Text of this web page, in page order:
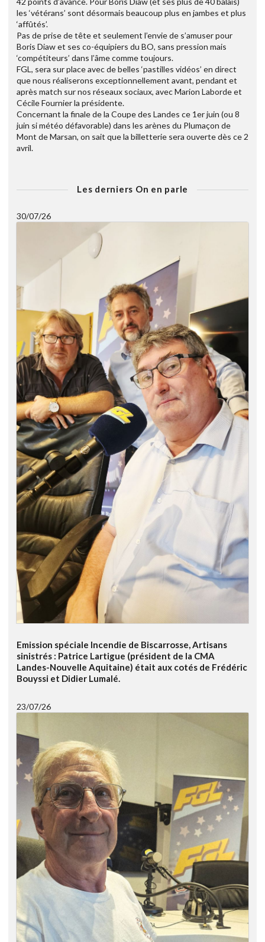
les ‘vétérans’ sont désormais beaucoup plus en jambes et plus
‘affûtés’.
Pas de prise de tête et seulement l’envie de s’amuser pour
Boris Diaw et ses co-équipiers du BO, sans pression mais
‘compétiteurs’ dans l’âme comme toujours.
FGL, sera sur place avec de belles ‘pastilles vidéos’ en direct
que nous réaliserons exceptionnellement avant, pendant et
après match sur nos réseaux sociaux, avec Marion Laborde et
Cécile Fournier la présidente.
Concernant la finale de la Coupe des Landes ce 1er juin (ou 8
juin si météo défavorable) dans les arènes du Plumaçon de
Mont de Marsan, on sait que la billetterie sera ouverte dès ce 2
avril.
Les derniers On en parle
30/07/26
Emission spéciale Incendie de Biscarrosse, Artisans
sinistrés : Patrice Lartigue (président de la CMA
Landes-Nouvelle Aquitaine) était aux cotés de Frédéric
Bouyssi et Didier Lumalé.
23/07/26